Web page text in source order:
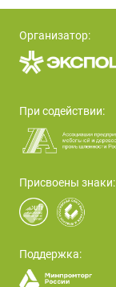
Организатор:
При содействии:
Присвоены знаки:
Поддержка: